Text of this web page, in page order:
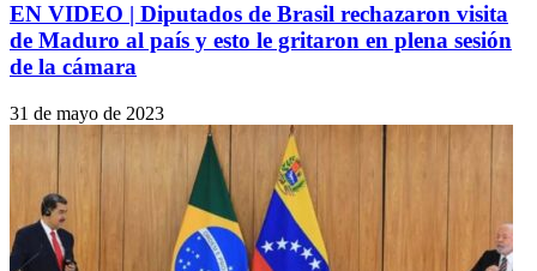
EN VIDEO | Diputados de Brasil rechazaron visita
de Maduro al país y esto le gritaron en plena sesión
de la cámara
31 de mayo de 2023